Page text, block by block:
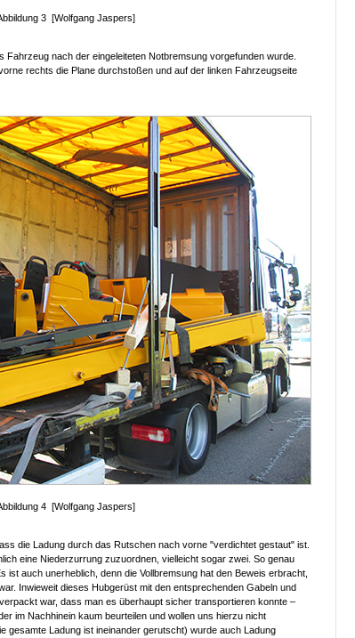
3 [Wolfgang Jaspers]
Fahrzeug nach der eingeleiteten Notbremsung vorgefunden wurde.
rechts die Plane durchstoßen und auf der linken Fahrzeugseite
4 [Wolfgang Jaspers]
die Ladung durch das Rutschen nach vorne "verdichtet gestaut" ist.
eine Niederzurrung zuzuordnen, vielleicht sogar zwei. So genau
ist auch unerheblich, denn die Vollbremsung hat den Beweis erbracht,
Inwieweit dieses Hubgerüst mit den entsprechenden Gabeln und
war, dass man es überhaupt sicher transportieren konnte –
im Nachhinein kaum beurteilen und wollen uns hierzu nicht
gesamte Ladung ist ineinander gerutscht) wurde auch Ladung